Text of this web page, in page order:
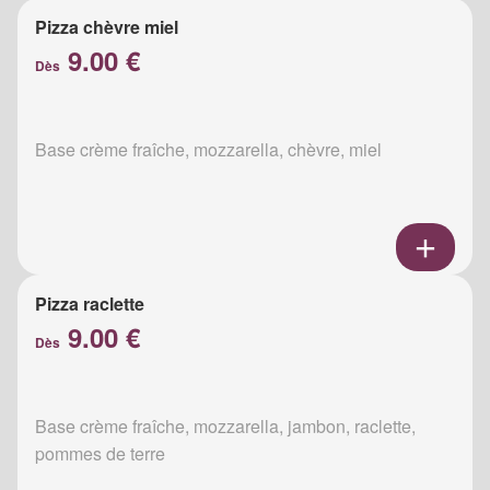
Pizza chèvre miel
Dès 9.00 €
Base crème fraîche, mozzarella, chèvre, miel
Pizza raclette
Dès 9.00 €
Base crème fraîche, mozzarella, jambon, raclette,
pommes de terre